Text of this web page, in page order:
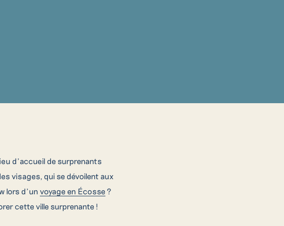
d’accueil de surprenants
visages, qui se dévoilent aux
lors d’un voyage en Écosse ?
cette ville surprenante !